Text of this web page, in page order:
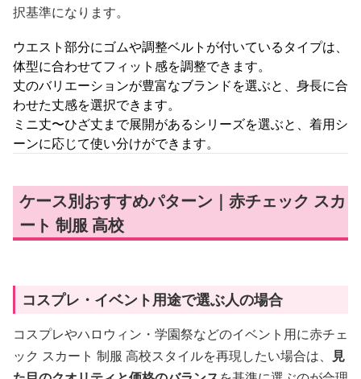
択基準になります。
ウエスト部分にゴムや調整ベルトが付いているタイプは、
体型に合わせてフィット感を調整できます。
丈のバリエーションが豊富なブランドを選ぶと、身長に合
わせた丈感を選択できます。
ミニ丈〜ひざ丈まで展開があるシリーズを選ぶと、着用シ
ーンに応じて使い分けができます。
ケース別おすすめパターン｜赤チェック スカ
ート 制服 高校
コスプレ・イベント用途で選ぶ人の場合
コスプレやハロウィン・学園祭などのイベント用に赤チェ
ック スカート 制服 高校スタイルを再現したい場合は、
見